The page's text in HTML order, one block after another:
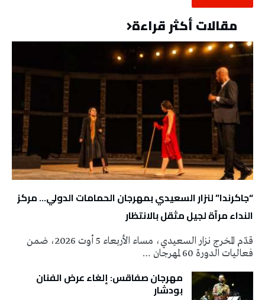
مقالات أكثر قراءة
“جاكرندا” لنزار السعيدي بمهرجان الحمامات الدولي… مركز
النداء مرآة لجيل مثقل بالانتظار
قدّم المخرج نزار السعيدي، مساء الأربعاء 5 أوت 2026، ضمن
فعاليات الدورة 60 لمهرجان …
مهرجان صفاقس: إلغاء عرض الفنان
بودشار